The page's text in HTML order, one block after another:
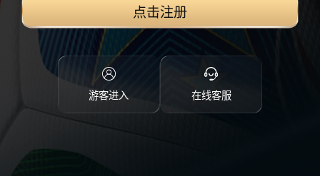
点击注册
游客进入 在线客服